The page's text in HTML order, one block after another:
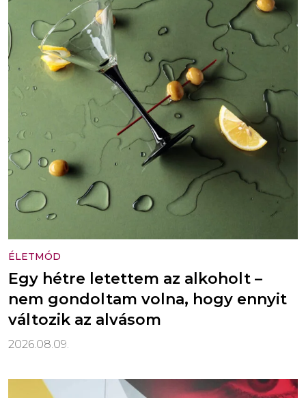
ÉLETMÓD
Egy hétre letettem az alkoholt –
nem gondoltam volna, hogy ennyit
változik az alvásom
2026.08.09.